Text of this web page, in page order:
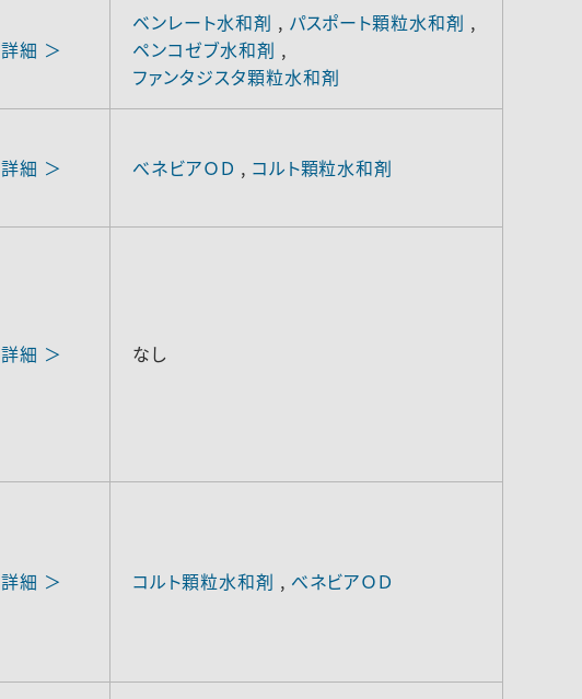
詳細 ＞
ベンレート水和剤 , パスポート顆粒水和剤 ,
ペンコゼブ水和剤 ,
ファンタジスタ顆粒水和剤
詳細 ＞ べネビアＯＤ , コルト顆粒水和剤
詳細 ＞ なし
詳細 ＞ コルト顆粒水和剤 , べネビアＯＤ